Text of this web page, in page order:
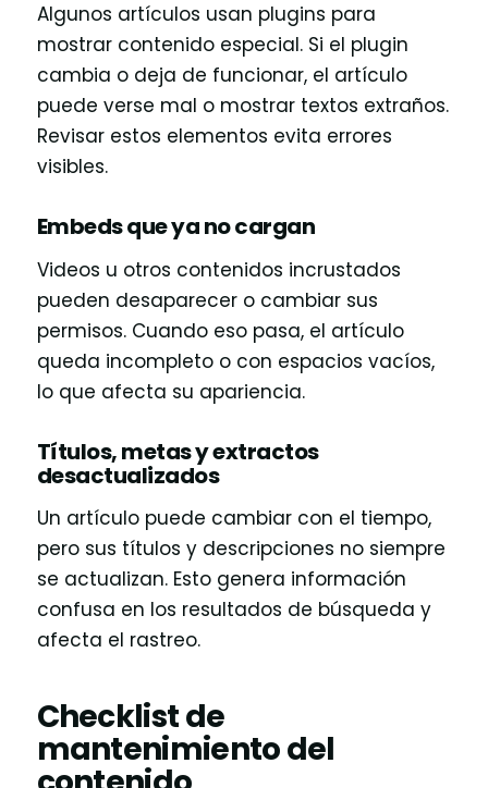
Algunos artículos usan plugins para
mostrar contenido especial. Si el plugin
cambia o deja de funcionar, el artículo
puede verse mal o mostrar textos extraños.
Revisar estos elementos evita errores
visibles.
Embeds que ya no cargan
Videos u otros contenidos incrustados
pueden desaparecer o cambiar sus
permisos. Cuando eso pasa, el artículo
queda incompleto o con espacios vacíos,
lo que afecta su apariencia.
Títulos, metas y extractos
desactualizados
Un artículo puede cambiar con el tiempo,
pero sus títulos y descripciones no siempre
se actualizan. Esto genera información
confusa en los resultados de búsqueda y
afecta el rastreo.
Checklist de
mantenimiento del